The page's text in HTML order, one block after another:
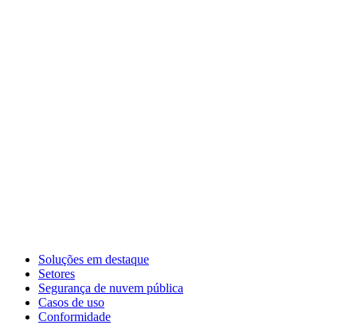
Soluções em destaque
Setores
Segurança de nuvem pública
Casos de uso
Conformidade